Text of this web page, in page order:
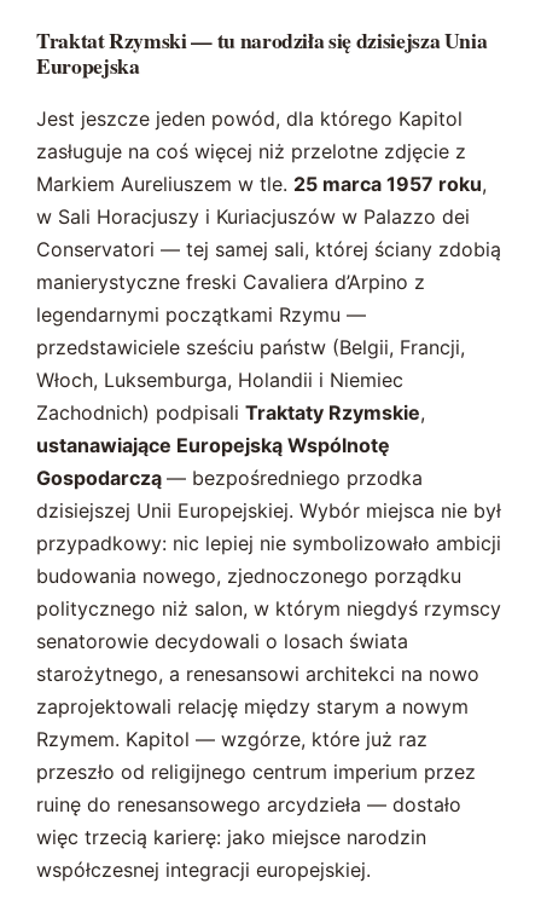
Traktat Rzymski — tu narodziła się dzisiejsza Unia
Europejska
Jest jeszcze jeden powód, dla którego Kapitol
zasługuje na coś więcej niż przelotne zdjęcie z
Markiem Aureliuszem w tle. 25 marca 1957 roku,
w Sali Horacjuszy i Kuriacjuszów w Palazzo dei
Conservatori — tej samej sali, której ściany zdobią
manierystyczne freski Cavaliera d’Arpino z
legendarnymi początkami Rzymu —
przedstawiciele sześciu państw (Belgii, Francji,
Włoch, Luksemburga, Holandii i Niemiec
Zachodnich) podpisali Traktaty Rzymskie,
ustanawiające Europejską Wspólnotę
Gospodarczą — bezpośredniego przodka
dzisiejszej Unii Europejskiej. Wybór miejsca nie był
przypadkowy: nic lepiej nie symbolizowało ambicji
budowania nowego, zjednoczonego porządku
politycznego niż salon, w którym niegdyś rzymscy
senatorowie decydowali o losach świata
starożytnego, a renesansowi architekci na nowo
zaprojektowali relację między starym a nowym
Rzymem. Kapitol — wzgórze, które już raz
przeszło od religijnego centrum imperium przez
ruinę do renesansowego arcydzieła — dostało
więc trzecią karierę: jako miejsce narodzin
współczesnej integracji europejskiej.